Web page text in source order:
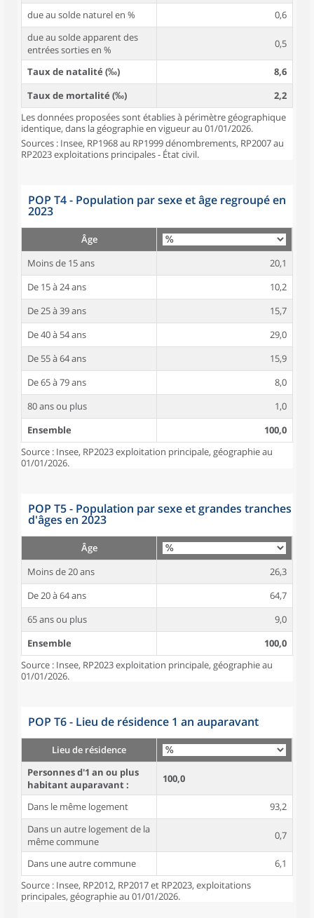
due au solde naturel en %
0,6
due au solde apparent des
entrées sorties en %
0,5
Taux de natalité (‰)
8,6
Taux de mortalité (‰)
2,2
Les données proposées sont établies à périmètre géographique
identique, dans la géographie en vigueur au 01/01/2026.
Sources : Insee, RP1968 au RP1999 dénombrements, RP2007 au
RP2023 exploitations principales - État civil.
POP T4 - Population par sexe et âge regroupé en
2023
Âge
Moins de 15 ans
20,1
De 15 à 24 ans
10,2
De 25 à 39 ans
15,7
De 40 à 54 ans
29,0
De 55 à 64 ans
15,9
De 65 à 79 ans
8,0
80 ans ou plus
1,0
Ensemble
100,0
Source : Insee, RP2023 exploitation principale, géographie au
01/01/2026.
POP T5 - Population par sexe et grandes tranches
d'âges en 2023
Âge
Moins de 20 ans
26,3
De 20 à 64 ans
64,7
65 ans ou plus
9,0
Ensemble
100,0
Source : Insee, RP2023 exploitation principale, géographie au
01/01/2026.
POP T6 - Lieu de résidence 1 an auparavant
Lieu de résidence
Personnes d'1 an ou plus
habitant auparavant :
100,0
Dans le même logement
93,2
Dans un autre logement de la
même commune
0,7
Dans une autre commune
6,1
Source : Insee, RP2012, RP2017 et RP2023, exploitations
principales, géographie au 01/01/2026.